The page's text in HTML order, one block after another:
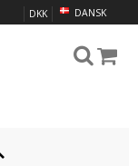
DANSK
DKK